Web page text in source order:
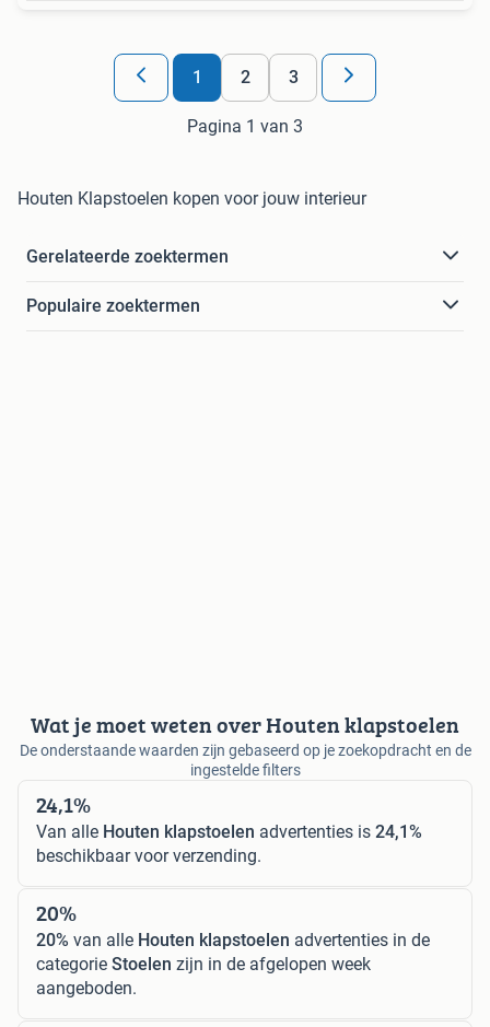
1 2 3
Pagina 1 van 3
Houten Klapstoelen kopen voor jouw interieur
Gerelateerde zoektermen
Populaire zoektermen
Wat je moet weten over Houten klapstoelen
De onderstaande waarden zijn gebaseerd op je zoekopdracht en de
ingestelde filters
24,1%
Van alle Houten klapstoelen advertenties is 24,1%
beschikbaar voor verzending.
20%
20% van alle Houten klapstoelen advertenties in de
categorie Stoelen zijn in de afgelopen week
aangeboden.